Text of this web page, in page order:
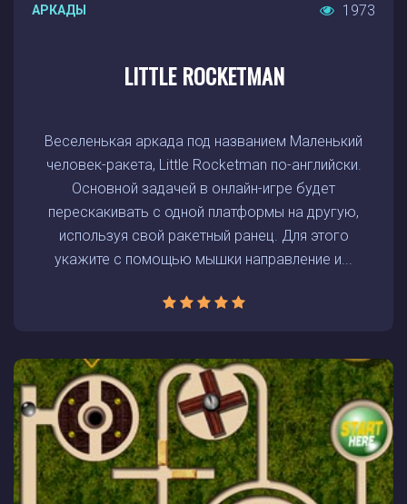
АРКАДЫ 1973
LITTLE ROCKETMAN
Веселенькая аркада под названием Маленький
человек-ракета, Little Rocketman по-английски.
Основной задачей в онлайн-игре будет
перескакивать с одной платформы на другую,
используя свой ракетный ранец. Для этого
укажите с помощью мышки направление и...